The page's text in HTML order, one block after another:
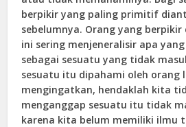
berpikir yang paling primitif
sebelumnya. Orang yang
ini sering menjeneralisir apa
sebagai sesuatu yang tidak
sesuatu itu dipahami oleh orang
mengingatkan, hendaklah kita
menganggap sesuatu itu tidak
karena kita belum memiliki ilmu